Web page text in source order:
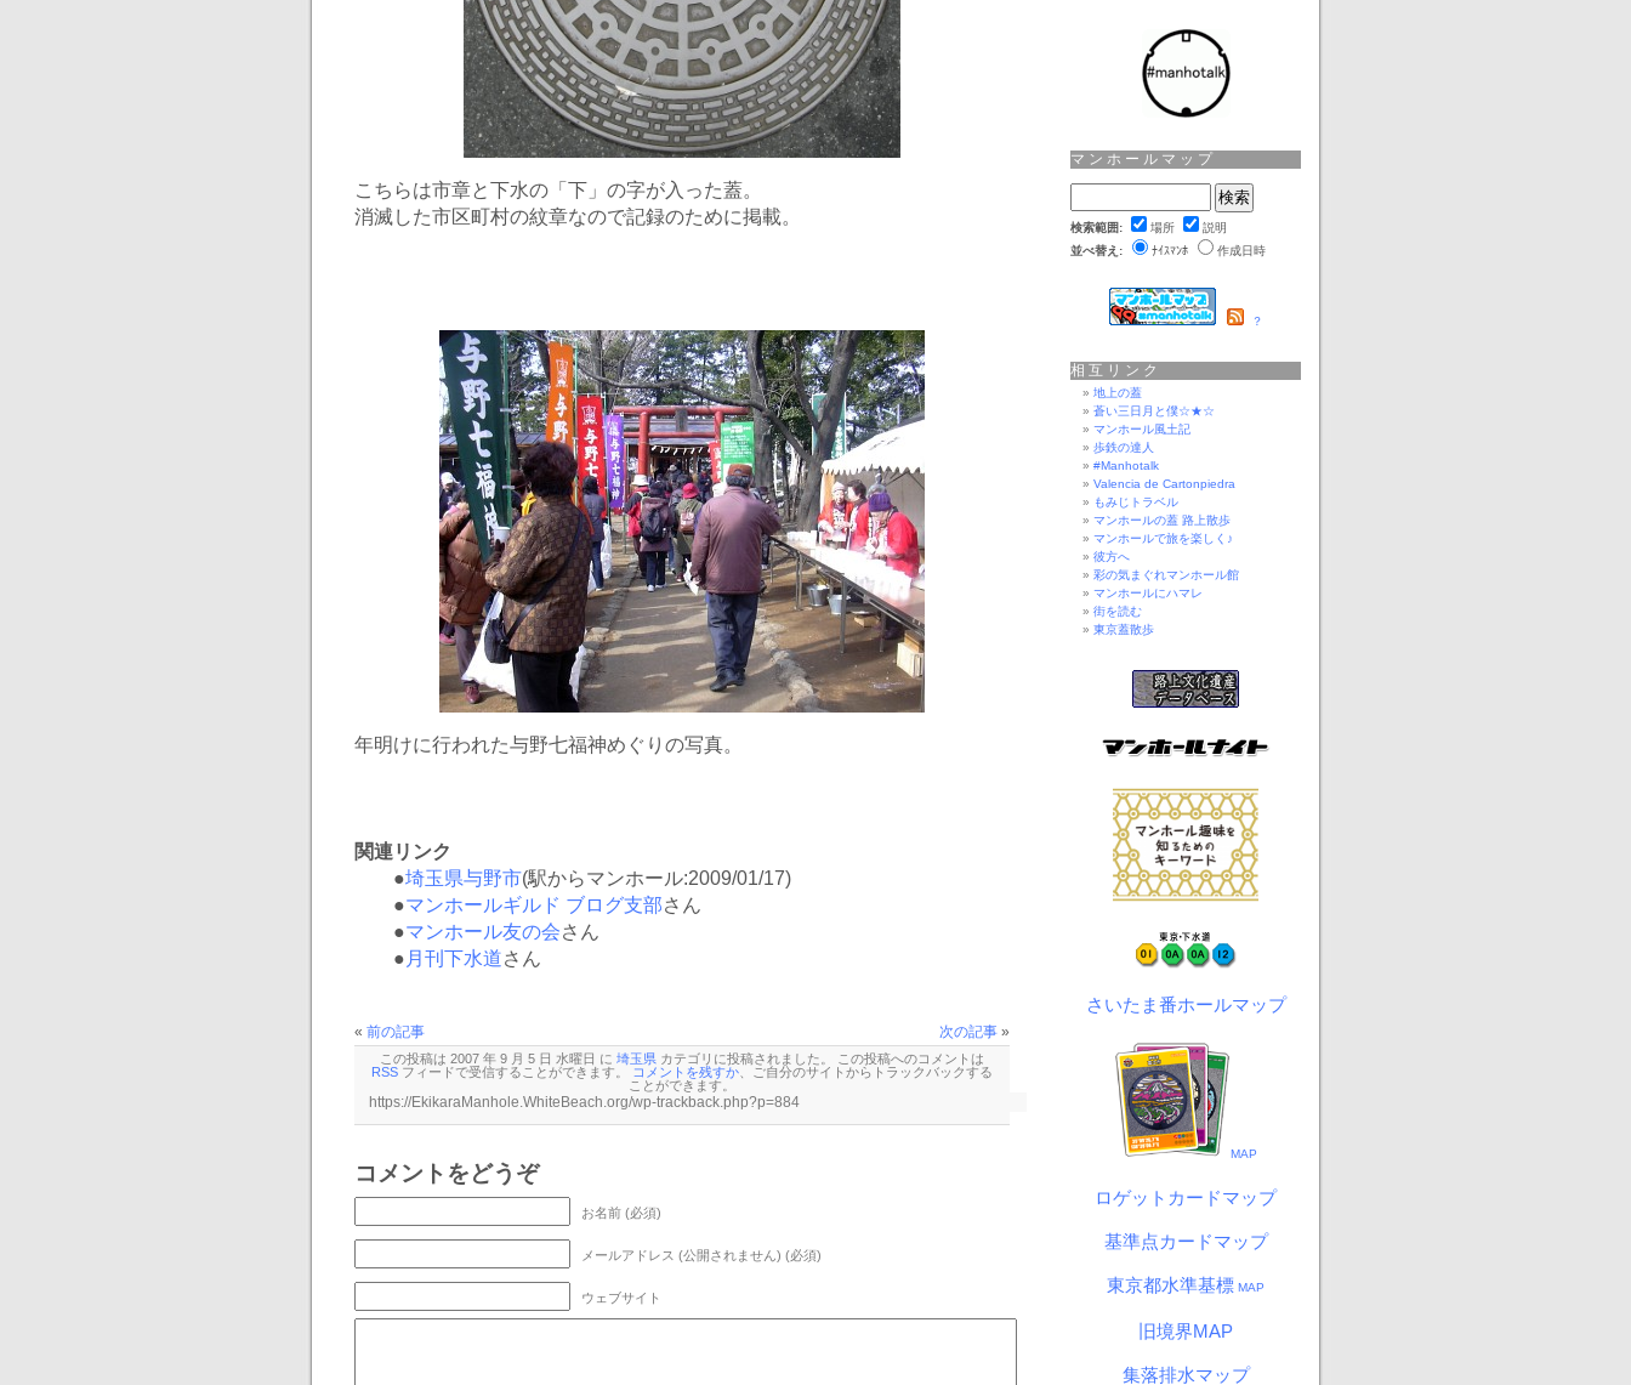
こちらは市章と下水の「下」の字が入った蓋。
消滅した市区町村の紋章なので記録のために掲載。
年明けに行われた与野七福神めぐりの写真。
関連リンク
●埼玉県与野市(駅からマンホール:2009/01/17)
●マンホールギルド ブログ支部さん
●マンホール友の会さん
● 月刊下水道さん
« 前の記事 次の記事 »
この投稿は 2007 年 9 月 5 日 水曜日 に 埼玉県 カテゴリに投稿されました。 この投稿へのコメントは
RSS フィードで受信することができます。 コメントを残すか 、ご自分のサイトから トラックバックする
ことができます。
コメントをどうぞ
お名前 (必須)
メールアドレス (公開されません) (必須)
ウェブサイト
マンホールマップ
検索範囲: 場所
説明
並べ替え:
ﾅｲｽﾏﾝﾎ 作成日時
？
相互リンク
地上の蓋
蒼い三日月と僕☆★☆
マンホール風土記
歩鉄の達人
#Manhotalk
Valencia de Cartonpiedra
もみじトラベル
マンホールの蓋 路上散歩
マンホールで旅を楽しく♪
彼方へ
彩の気まぐれマンホール館
マンホールにハマレ
街を読む
東京蓋散歩
さいたま番ホールマップ
MAP
ロゲットカードマップ
基準点カードマップ
東京都水準基標 MAP
旧境界MAP
集落排水マップ